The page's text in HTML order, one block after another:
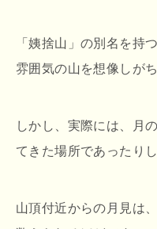
「姨捨山」の別名を持
雰囲気の山を想像しがち
しかし、実際には、月
てきた場所であったりし
山頂付近からの月見は、